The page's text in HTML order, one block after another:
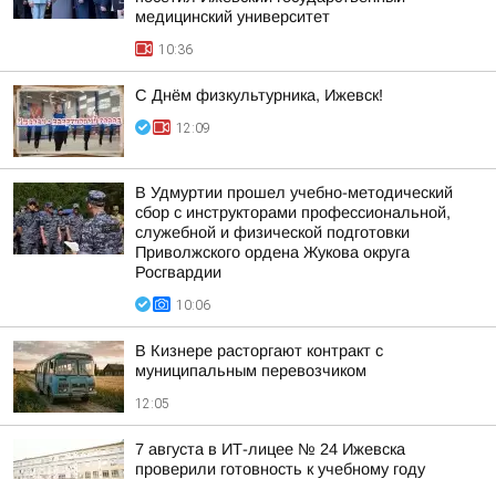
медицинский университет
10:36
С Днём физкультурника, Ижевск!
12:09
В Удмуртии прошел учебно-методический
сбор с инструкторами профессиональной,
служебной и физической подготовки
Приволжского ордена Жукова округа
Росгвардии
10:06
В Кизнере расторгают контракт с
муниципальным перевозчиком
12:05
7 августа в ИТ-лицее № 24 Ижевска
проверили готовность к учебному году